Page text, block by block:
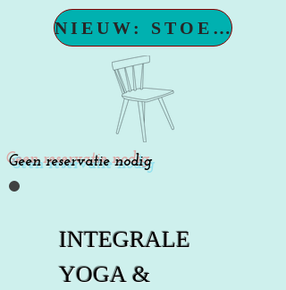
NIEUW: STOELYOGA
Geen reservatie nodig
INTEGRALE
YOGA &